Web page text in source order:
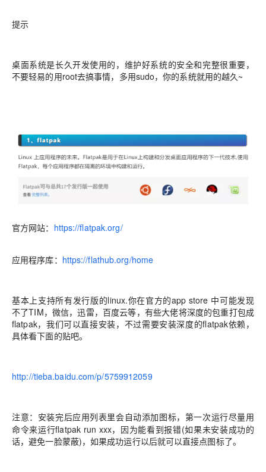
提示
桌面系统是长久开发使用的，维护好系统的安全和完整很重要，
不要轻易的用root去搞事情，多用sudo，你的系统就用的越久~
官方网站： https://flatpak.org/
应用程序库： https://flathub.org/home
基本上支持所有发行版的linux.你在官方的app store 中可能发现
不了TIM，微信，迅雷，百度云等，有些大佬将深度的包重打包成
flatpak，我们可以直接安装，不过需要安装深度的flatpak依赖，
具体看下面的贴吧。
http://tieba.baidu.com/p/5759912059
注意：安装完后应用列表里会自动添加图标，第一次运行尽量用
命令来运行flatpak run xxx，因为能看到报错(如果未安装成功的
话，避免一脸蒙蔽)，如果成功运行以后就可以直接点图标了。